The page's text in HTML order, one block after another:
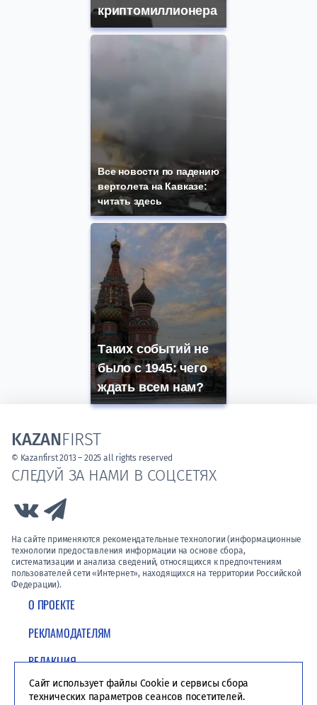
криптомиллионера
Все новости по падению
вертолета на Кавказе:
читать здесь
Таких событий не
было с 1945: чего
ждать всем нам?
О ПРОЕКТЕ
РЕКЛАМОДАТЕЛЯМ
РЕДАКЦИЯ
ПОЛИТИКА КОНФИДЕНЦИАЛЬНОСТИ
СЛЕДУЙ ЗА НАМИ В СОЦСЕТЯХ
Link to Vk
На сайте применяются рекомендательные технологии (информационные
технологии предоставления информации на основе сбора,
систематизации и анализа сведений, относящихся к предпочтениям
пользователей сети «Интернет», находящихся на территории Российской
Федерации).
KAZANFIRST
© Kazanfirst 2013 – 2025 all rights reserved
Сайт использует файлы Cookie и сервисы сбора
технических параметров сеансов посетителей.